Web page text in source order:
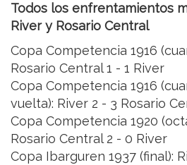
Todos los enfrentamientos
River y Rosario Central
Copa Competencia 1916
Rosario Central 1 - 1 River
Copa Competencia 1916
vuelta): River 2 - 3 Rosario
Copa Competencia 1920
Rosario Central 2 - 0 River
Copa Ibarguren 1937 (final):